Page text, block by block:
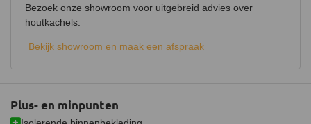
Plus- en minpunten
Bezoek onze showroom voor uitgebreid advies over
houtkachels.
Bekijk showroom en maak een afspraak
Luchtregelaar Ja, boven en onder
Achteraansluiting
Gemiddelde CO emissie